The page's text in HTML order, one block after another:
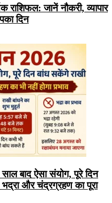
जानें नौकरी, व्यापार
दिन
बाद ऐसा संयोग, पूरे दिन
और चंद्रग्रहण का पूरा